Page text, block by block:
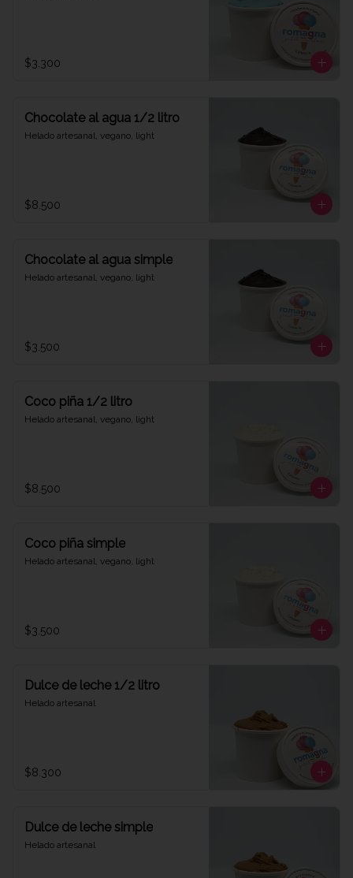
$3.300
Chocolate al agua 1/2 litro
Helado artesanal, vegano, light
$8.500
Chocolate al agua simple
Helado artesanal, vegano, light
$3.500
Coco piña 1/2 litro
Helado artesanal, vegano, light
$8.500
Coco piña simple
Helado artesanal, vegano, light
$3.500
Dulce de leche 1/2 litro
Helado artesanal
$8.300
Dulce de leche simple
Helado artesanal